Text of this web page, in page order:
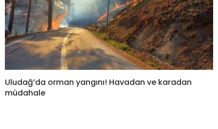
Uludağ’da orman yangını! Havadan ve karadan
müdahale